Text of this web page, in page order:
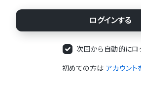
次回から自動的にロ
初めての方は アカウント